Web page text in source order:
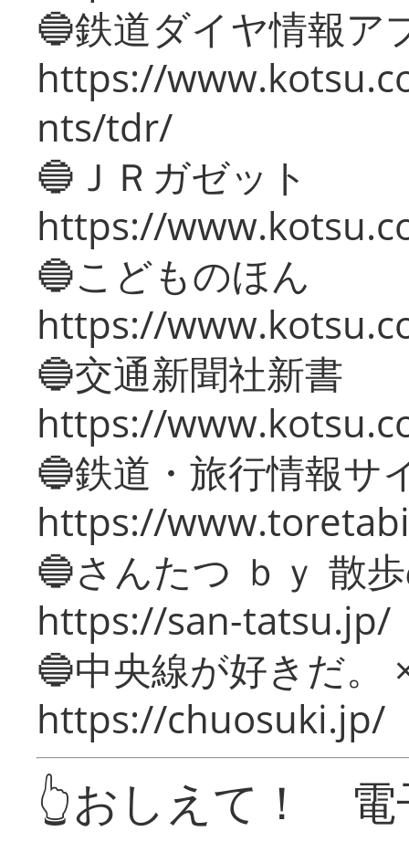
🔵鉄道ダイヤ情報ア
https://
nts/tdr/
🔵ＪＲガゼット
https://
🔵こどものほん
https://
🔵交通新聞社新書
https://
🔵鉄道・旅行情報サ
https://
🔵さんたつ ｂｙ 散
https://san-tatsu.jp/
🔵中央線が好きだ。
https://chuosuki.jp/
👆おしえて！ 電